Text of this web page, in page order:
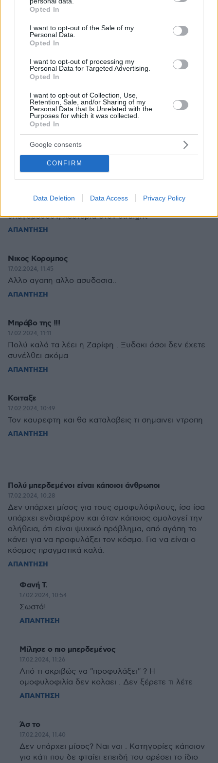
grant or deny consent to Google and its third-party tags to
use your data for below specified purposes in below Google
consent section.
Opted In
I want to opt-out of the Sale of my
Personal Data.
Opted In
I want to opt-out of processing my
Personal Data for Targeted Advertising.
Opted In
I want to opt-out of Collection, Use,
Retention, Sale, and/or Sharing of my
Personal Data that Is Unrelated with the
Purposes for which it was collected.
Opted In
Google consents
CONFIRM
Data Deletion Data Access Privacy Policy
17.02.2024, 12:17
Δηλαδή το μόνο πρόβλημα των Ελλήνων είναι οι
ΑΠΑΝΤΗΣΗ
σεβαστείτε
17.02.2024, 12:00
τις πρωινάδικες και μεσημεριανές εκμπομπές και τις
απόψεις των συντελεστών τους, έχουν κατακλυστεί
από ομοφυλόφιλους οπότε δεν περιμένεις να
ακούσεις κάτι διαφορετικό από καμία και κανέναν,
ξανθιά παρουσιάστρια που δεν το πίστευε κιόλας ότι
υπαγορεύουν, λευτεριά στον straight
ΑΠΑΝΤΗΣΗ
Νικος Κορομπος
17.02.2024, 11:45
Αλλο αγαπη αλλο ασυδοσια..
ΑΠΑΝΤΗΣΗ
Μπράβο της !!!
17.02.2024, 11:11
Πολύ καλά τα λέει η Ζαρίφη . Ξυδακι όσοι δεν έχετε
συνέλθει ακόμα
ΑΠΑΝΤΗΣΗ
Κοιταξε
17.02.2024, 10:49
Τον καυρεφτη και θα καταλαβεις τι σημαινει ντροπη
ΑΠΑΝΤΗΣΗ
Πολύ μπερδεμένοι είναι κάποιοι άνθρωποι
17.02.2024, 10:28
Δεν υπάρχει μίσος για τους ομοφυλόφιλους, ίσα ίσα
υπάρχει ενδιαφέρον και όταν κάποιος ομολογεί την
αλήθεια, ότι είναι ψυχικό πρόβλημα, από αγάπη το
κάνει για να προφυλάξει τον κόσμο. Για να είναι ο
κόσμος πραγματικά καλά.
ΑΠΑΝΤΗΣΗ
Φανή Τ.
17.02.2024, 10:54
Σωστά!
ΑΠΑΝΤΗΣΗ
Μίλησε ο πιο μπερδεμένος
17.02.2024, 11:26
Από τι ακριβώς να "προφυλάξει" ? Η
ομοφυλοφιλία δεν κολαει . Δεν ξέρετε τι λέτε
ΑΠΑΝΤΗΣΗ
Άσ το
17.02.2024, 11:40
Δεν υπάρχει μίσος? Ναι ναι . Κατηγορίες κάποιον
για κάτι που δε φταίει επειδή του αρέσει το ίδιο